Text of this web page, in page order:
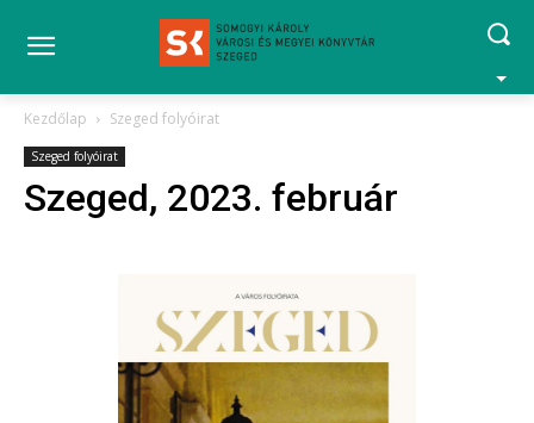
Kezdőlap Szeged folyóirat
Szeged folyóirat
Szeged, 2023. február